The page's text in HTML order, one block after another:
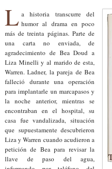
L a historia transcurre del
humor al drama en poco
más de treinta páginas. Parte de
una carta no enviada, de
agradecimiento de Bea Doud a
Liza Minelli y al marido de esta,
Warren. Ladner, la pareja de Bea
falleció durante una operación
para implantarle un marcapasos y
la noche anterior, mientras se
encontraban en el hospital, su
casa fue vandalizada, situación
que supuestamente descubrieron
Liza y Warren cuando acudieron a
petición de Bea para revisar la
llave de paso del agua,